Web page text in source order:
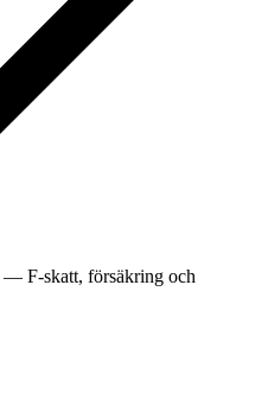
— F-skatt, försäkring och